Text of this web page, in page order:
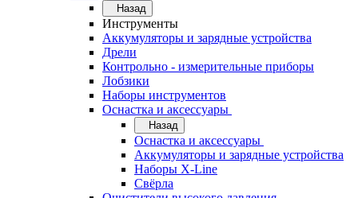
Назад
Инструменты
Аккумуляторы и зарядные устройства
Дрели
Контрольно - измерительные приборы
Лобзики
Наборы инструментов
Оснастка и аксессуары
Назад
Оснастка и аксессуары
Аккумуляторы и зарядные устройства
Наборы X-Line
Свёрла